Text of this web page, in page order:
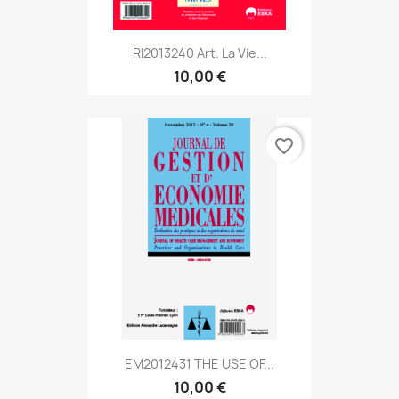
RI2013240 Art. La Vie...
10,00 €
EM2012431 THE USE OF...
10,00 €
favorite_border